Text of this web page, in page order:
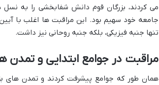
می کردند، بزرگان قوم دانش شفابخشی را به
جامعه خود سهیم بود. این مراقبت ها اغلب با
تنها جنبه فیزیکی، بلکه جنبه روحانی نیز داشت.
مراقبت در جوامع ابتدایی و تمدن
همان طور که جوامع پیشرفت کردند و تمدن های